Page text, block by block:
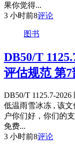
果你觉得...
3 小时前8评论
图书
DB50/T
评估规范 第
DB50/T 1125.7-
低温雨雪冰冻 , 该
户你们好，你们的
免费...
3 小时前8评论